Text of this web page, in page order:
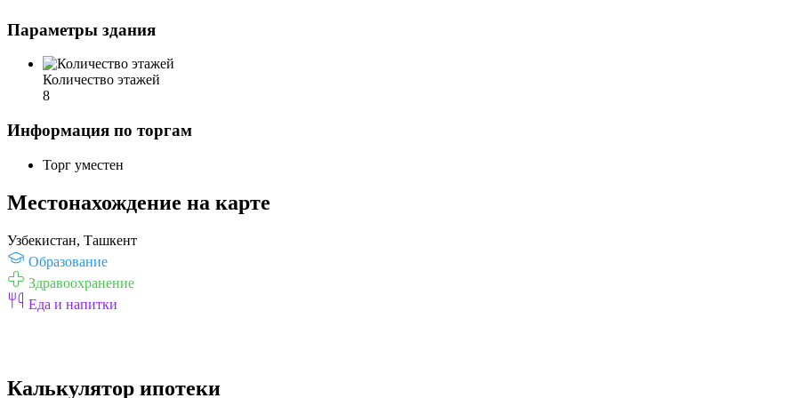
Параметры здания
Количество этажей
8
Информация по торгам
Торг уместен
Местонахождение на карте
Узбекистан, Ташкент
Образование
Здравоохранение
Еда и напитки
Калькулятор ипотеки